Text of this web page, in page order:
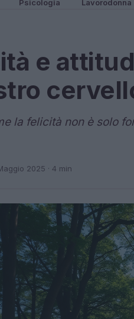
Psicologia Lavorodonna
e
la felicità non è solo
2025 · 4 min